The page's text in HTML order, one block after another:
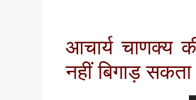
आचार्य चाणक्य
नहीं बिगाड़